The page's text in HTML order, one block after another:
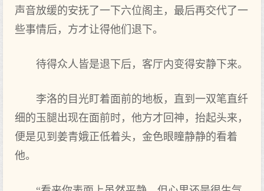
声音放缓的安抚了一下六位阁主，最后再交代了一
些事情后，方才让得他们退下。
待得众人皆是退下后，客厅内变得安静下来。
李洛的目光盯着面前的地板，直到一双笔直纤
细的玉腿出现在面前时，他方才回神，抬起头来，
便是见到姜青娥正低着头，金色眼瞳静静的看着
他。